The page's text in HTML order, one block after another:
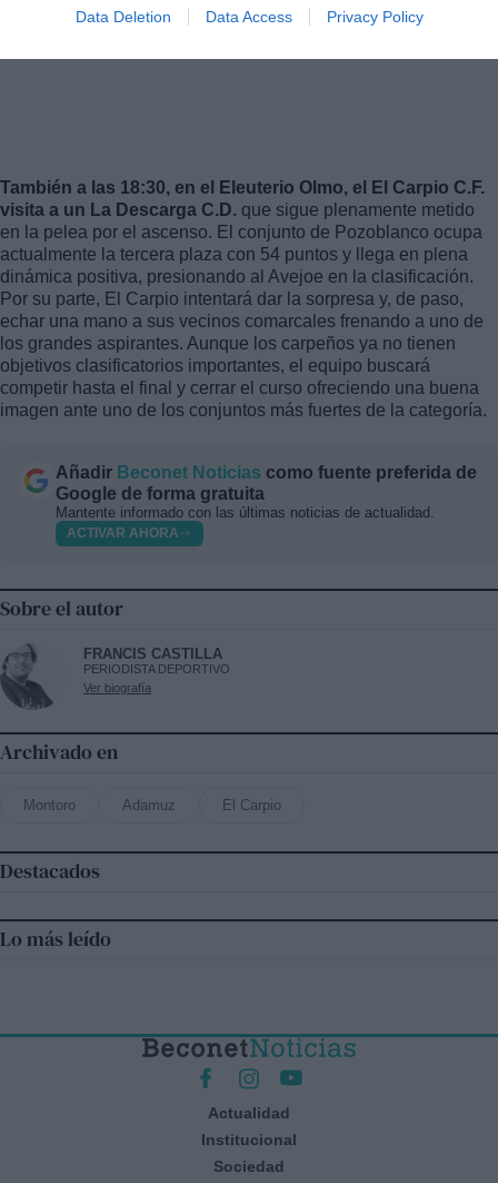
Data Deletion Data Access Privacy Policy
También a las 18:30, en el Eleuterio Olmo, el El Carpio C.F.
visita a un La Descarga C.D. que sigue plenamente metido
en la pelea por el ascenso. El conjunto de Pozoblanco ocupa
actualmente la tercera plaza con 54 puntos y llega en plena
dinámica positiva, presionando al Avejoe en la clasificación.
Por su parte, El Carpio intentará dar la sorpresa y, de paso,
echar una mano a sus vecinos comarcales frenando a uno de
los grandes aspirantes. Aunque los carpeños ya no tienen
objetivos clasificatorios importantes, el equipo buscará
competir hasta el final y cerrar el curso ofreciendo una buena
imagen ante uno de los conjuntos más fuertes de la categoría.
Añadir Beconet Noticias como fuente preferida de
Google de forma gratuita
Mantente informado con las últimas noticias de actualidad.
ACTIVAR AHORA
Sobre el autor
FRANCIS CASTILLA
PERIODISTA DEPORTIVO
Ver biografía
Archivado en
Montoro Adamuz El Carpio
Destacados
Lo más leído
Actualidad
Institucional
Sociedad